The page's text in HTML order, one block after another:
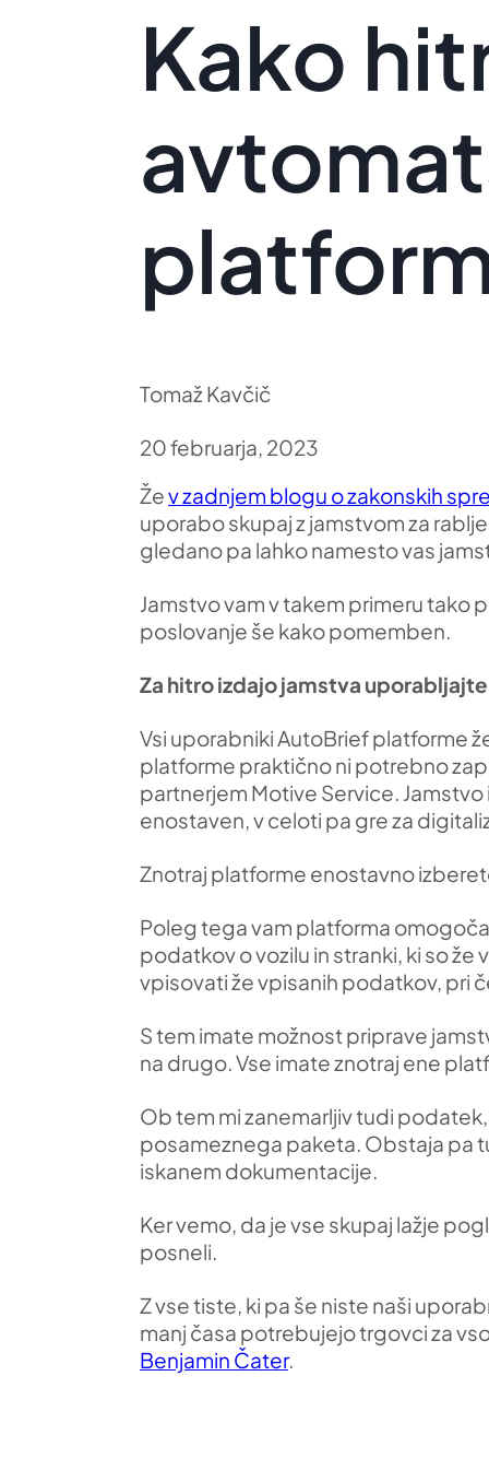
Kako
Tomaž Kavčič
20 februarja, 2023
Žev zadnjem blogu o zakonskih
uporabo skupaj z jamstvom za
gledano pa lahko namesto vas
Jamstvo vam v takem primeru tako
poslovanje še kako pomemben.
Za hitro izdajo jamstva
Vsi uporabniki AutoBrief platforme
platforme praktično ni potrebno
partnerjem Motive Service.
enostaven, v celoti pa gre za
Znotraj platforme enostavno
Poleg tega vam platforma
podatkov o vozilu in stranki, ki so
vpisovati že vpisanih podatkov, pri
S tem imate možnost priprave
na drugo. Vse imate znotraj ene
Ob tem mi zanemarljiv tudi
posameznega paketa. Obstaja pa
iskanem dokumentacije.
Ker vemo, da je vse skupaj lažje
posneli.
Z vse tiste, ki pa še niste naši
manj časa potrebujejo trgovci za
Benjamin Čater.